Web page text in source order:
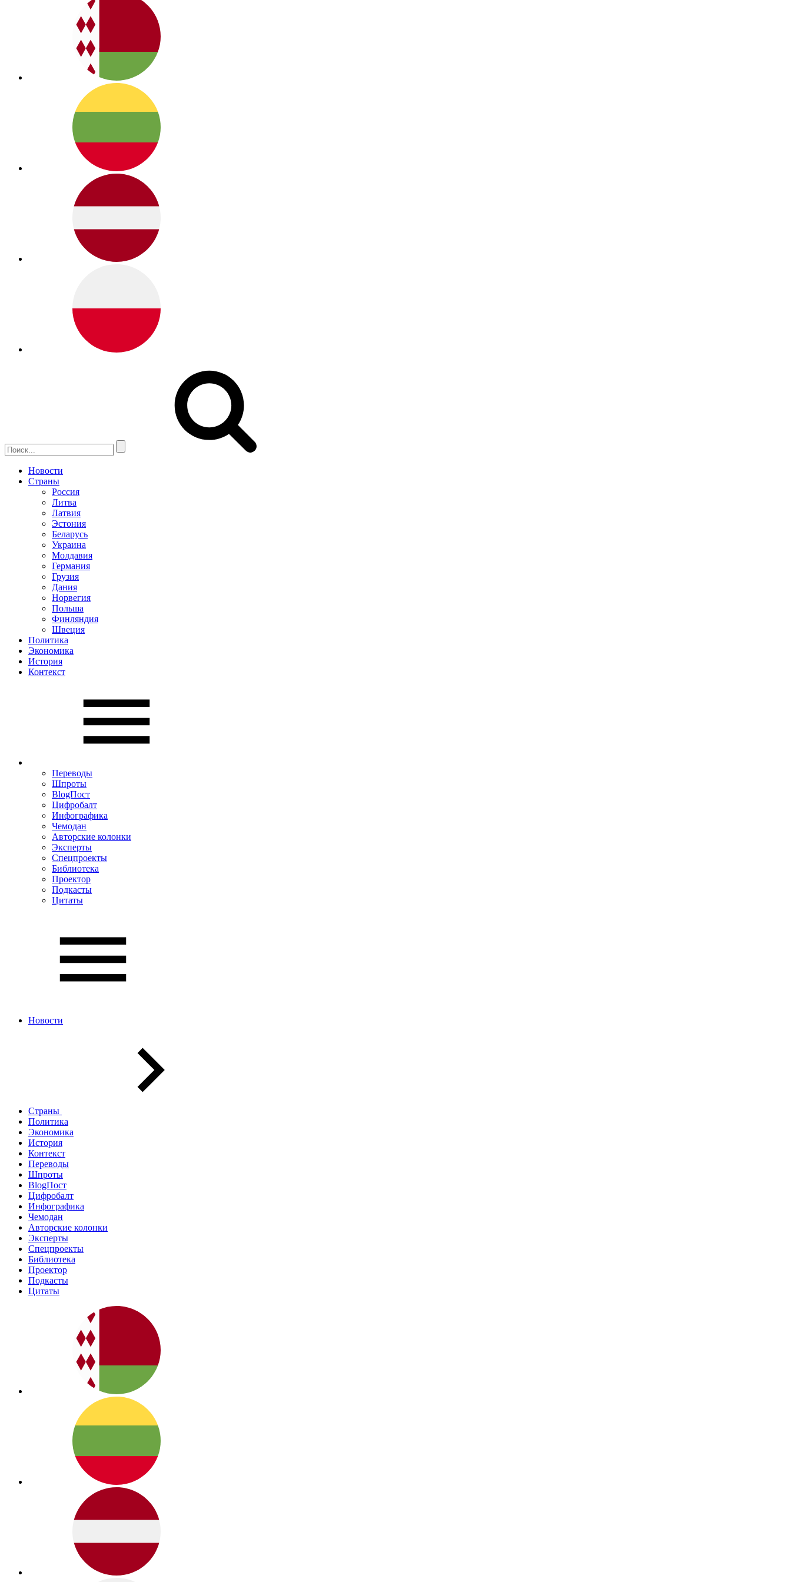
Новости
Страны
Россия
Литва
Латвия
Эстония
Беларусь
Украина
Молдавия
Германия
Грузия
Дания
Норвегия
Польша
Финляндия
Швеция
Политика
Экономика
История
Контекст
Переводы
Шпроты
BlogПост
Цифробалт
Инфографика
Чемодан
Авторские колонки
Эксперты
Спецпроекты
Библиотека
Проектор
Подкасты
Цитаты
Новости
Страны
Политика
Экономика
История
Контекст
Переводы
Шпроты
BlogПост
Цифробалт
Инфографика
Чемодан
Авторские колонки
Эксперты
Спецпроекты
Библиотека
Проектор
Подкасты
Цитаты